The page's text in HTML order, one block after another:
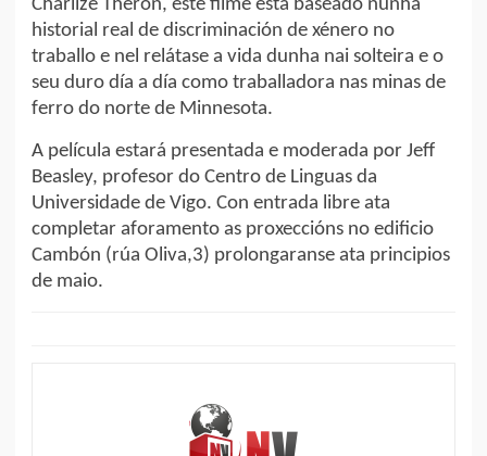
Charlize Theron, este filme está baseado nunha
historial real de discriminación de xénero no
traballo e nel relátase a vida dunha nai solteira e o
seu duro día a día como traballadora nas minas de
ferro do norte de Minnesota.
A película estará presentada e moderada por Jeff
Beasley, profesor do Centro de Linguas da
Universidade de Vigo. Con entrada libre ata
completar aforamento as proxeccións no edificio
Cambón (rúa Oliva,3) prolongaranse ata principios
de maio.